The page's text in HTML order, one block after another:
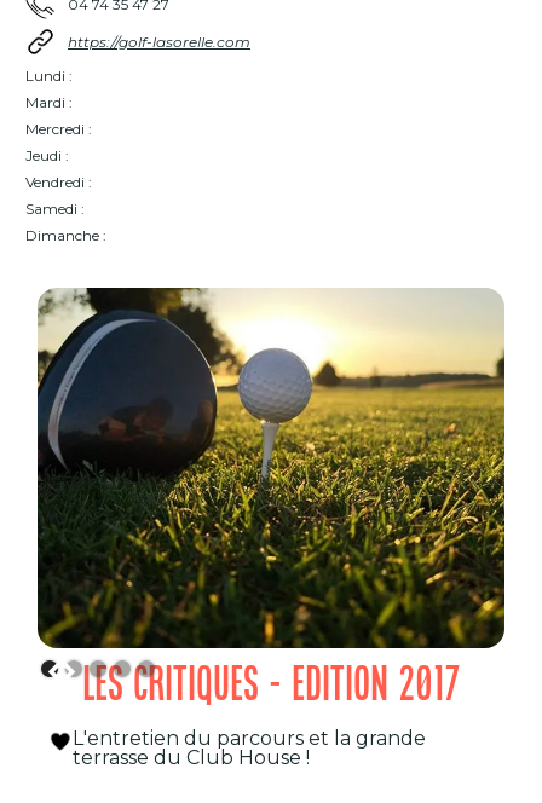
04 74 35 47 27
https://golf-lasorelle.com
Lundi :
Mardi :
Mercredi :
Jeudi :
Vendredi :
Samedi :
Dimanche :
LES CRITIQUES - EDITION 2017
L'entretien du parcours et la grande
terrasse du Club House !